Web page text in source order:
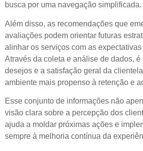
busca por uma navegação simplificada.
Além disso, as recomendações que
avaliações podem orientar futuras
alinhar os serviços com as
Através da coleta e análise de dados,
desejos e a satisfação geral da
ambiente mais propenso à retenção e
Esse conjunto de informações não
visão clara sobre a percepção dos
ajuda a moldar próximas ações e
sempre à melhoria contínua da